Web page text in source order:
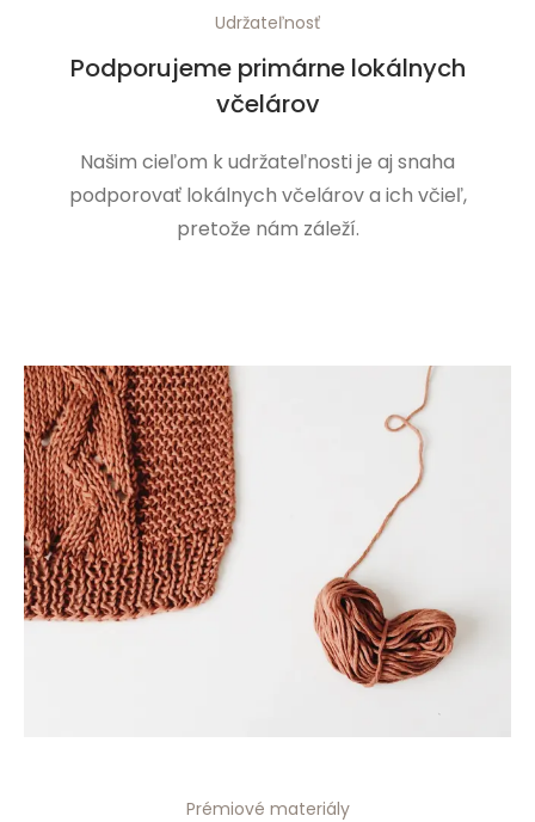
Udržateľnosť
Podporujeme primárne lokálnych
včelárov
Našim cieľom k udržateľnosti je aj snaha
podporovať lokálnych včelárov a ich včieľ,
pretože nám záleží.
Prémiové materiály